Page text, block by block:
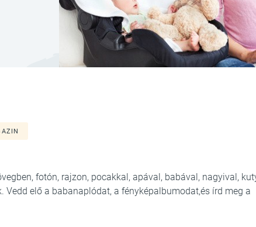
fotón, rajzon, pocakkal, apával, babával, nagyival,
Vedd elő a babanaplódat, a fényképalbumodat,és írd meg a